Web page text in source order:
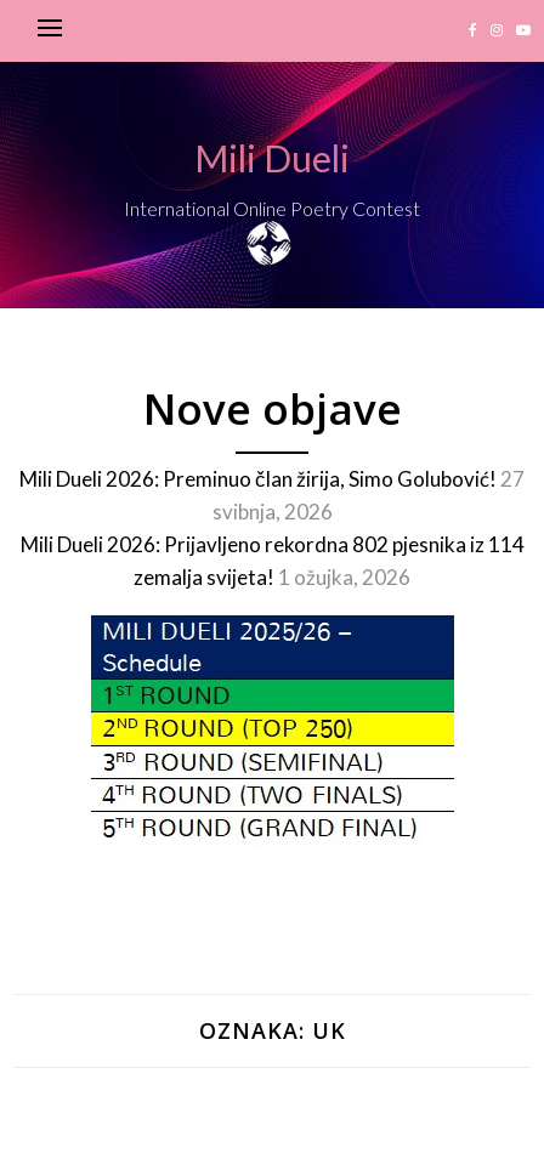
Mili Dueli
International Online Poetry Contest
Nove objave
Mili Dueli 2026: Preminuo član žirija, Simo Golubović! 27
svibnja, 2026
Mili Dueli 2026: Prijavljeno rekordna 802 pjesnika iz 114
zemalja svijeta! 1 ožujka, 2026
OZNAKA: UK